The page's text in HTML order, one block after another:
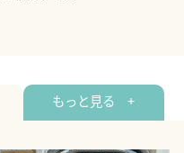
もっと見る +